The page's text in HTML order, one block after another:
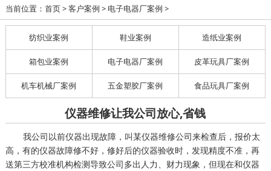
当前位置： 首页> 客户案例 > 电子电器厂案例 >
纺织业案例 鞋业案例 造纸业案例
箱包业案例 电子电器厂案例 皮革玩具厂案例
机车机械厂案例 五金塑胶厂案例 食品玩具厂案例
仪器维修让我公司放心,省钱
我公司以前仪器出现故障，叫某仪器维修公司来检查后，报价太
高，有的仪器故障修不好，修好后的仪器验收时，发现精度不准，再
送第三方校准机构检测导致公司多出人力、财力现象，但现在和仪器